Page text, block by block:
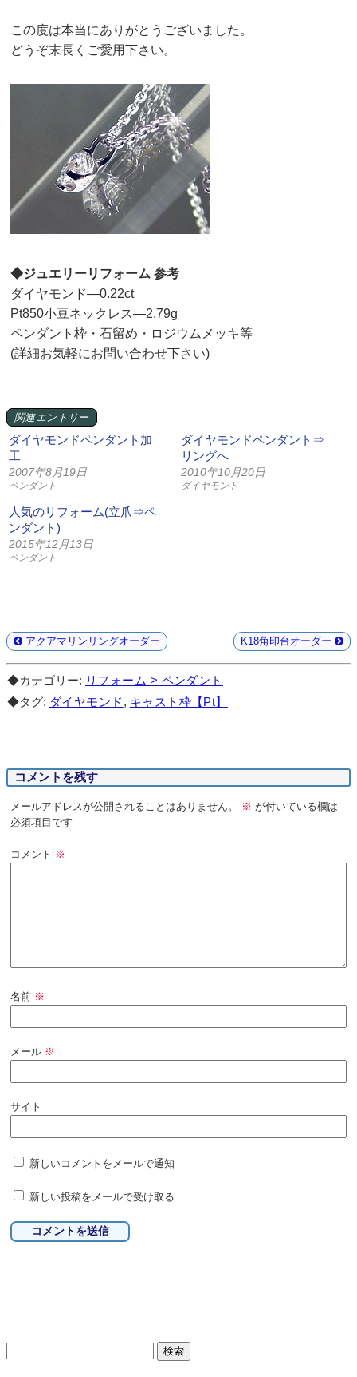
この度は本当にありがとうございました。
どうぞ末長くご愛用下さい。
◆ジュエリーリフォーム 参考
ダイヤモンド—0.22ct
Pt850小豆ネックレス—2.79g
ペンダント枠・石留め・ロジウムメッキ等
(詳細お気軽にお問い合わせ下さい)
関連エントリー
ダイヤモンドペンダント加
工
2007年8月19日
ペンダント
ダイヤモンドペンダント⇒
リングへ
2010年10月20日
ダイヤモンド
人気のリフォーム(立爪⇒ペ
ンダント)
2015年12月13日
ペンダント
アクアマリンリングオーダー K18角印台オーダー
◆カテゴリー: リフォーム > ペンダント
◆タグ: ダイヤモンド , キャスト枠【Pt】
コメントを残す
メールアドレスが公開されることはありません。 ※ が付いている欄は
必須項目です
コメント ※
名前 ※
メール ※
サイト
新しいコメントをメールで通知
新しい投稿をメールで受け取る